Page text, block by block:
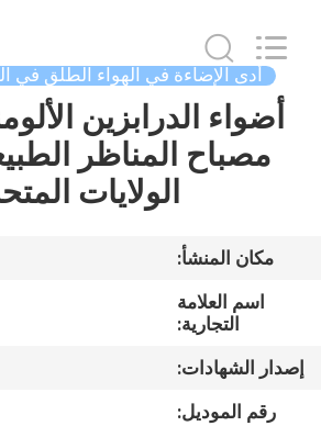
بيت
أشرطة
فيديو
حول
Lighting
Co.,Ltd..
Reserved.
أدى الإضاءة في الهواء الطلق في
مصباح المناظر
الولايات
مكان المنشأ:
اسم العلامة
التجارية:
إصدار الشهادات:
رقم الموديل: